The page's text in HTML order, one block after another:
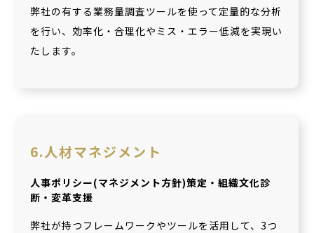
弊社の有する業務量調査ツールを使って定量的な分析
を行い、効率化・合理化やミス・エラー低減を実現い
たします。
6.人材マネジメント
人事ポリシー(マネジメント方針)策定・組織文化診
断・変革支援
弊社が持つフレームワークやツールを活用して、3つ